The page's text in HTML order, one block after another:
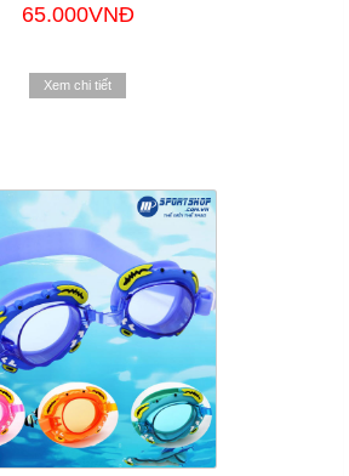
65.000VNĐ
Xem chi tiết